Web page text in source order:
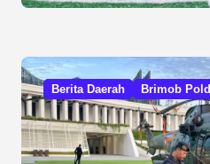
Berita Daerah Brimob